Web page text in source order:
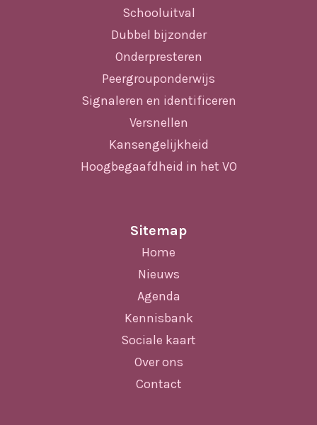
Schooluitval
Dubbel bijzonder
Onderpresteren
Peergrouponderwijs
Signaleren en identificeren
Versnellen
Kansengelijkheid
Hoogbegaafdheid in het VO
Sitemap
Home
Nieuws
Agenda
Kennisbank
Sociale kaart
Over ons
Contact